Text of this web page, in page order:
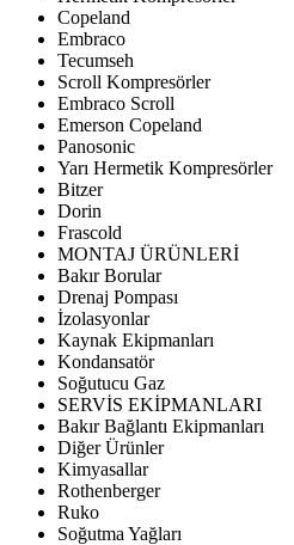
Copeland
Embraco
Tecumseh
Scroll Kompresörler
Embraco Scroll
Emerson Copeland
Panosonic
Yarı Hermetik Kompresörler
Bitzer
Dorin
Frascold
MONTAJ ÜRÜNLERİ
Bakır Borular
Drenaj Pompası
İzolasyonlar
Kaynak Ekipmanları
Kondansatör
Soğutucu Gaz
SERVİS EKİPMANLARI
Bakır Bağlantı Ekipmanları
Diğer Ürünler
Kimyasallar
Rothenberger
Ruko
Soğutma Yağları